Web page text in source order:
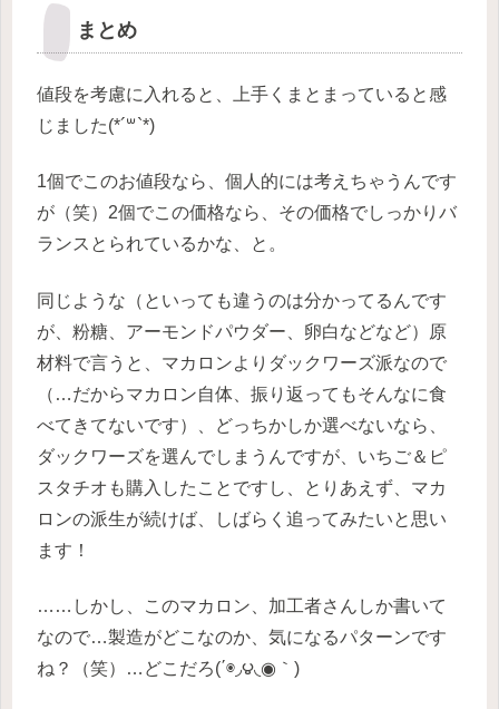
まとめ
値段を考慮に入れると、上手くまとまっていると感
じました(*´꒳`*)
1個でこのお値段なら、個人的には考えちゃうんです
が（笑）2個でこの価格なら、その価格でしっかりバ
ランスとられているかな、と。
同じような（といっても違うのは分かってるんです
が、粉糖、アーモンドパウダー、卵白などなど）原
材料で言うと、マカロンよりダックワーズ派なので
（…だからマカロン自体、振り返ってもそんなに食
べてきてないです）、どっちかしか選べないなら、
ダックワーズを選んでしまうんですが、いちご＆ピ
スタチオも購入したことですし、とりあえず、マカ
ロンの派生が続けば、しばらく追ってみたいと思い
ます！
……しかし、このマカロン、加工者さんしか書いて
なので…製造がどこなのか、気になるパターンです
ね？（笑）…どこだろ(΄◉◞౪◟◉｀)